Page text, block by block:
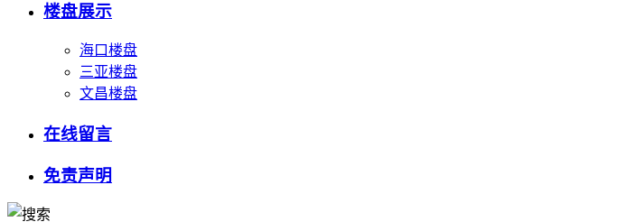
楼盘展示
海口楼盘
三亚楼盘
文昌楼盘
在线留言
免责声明